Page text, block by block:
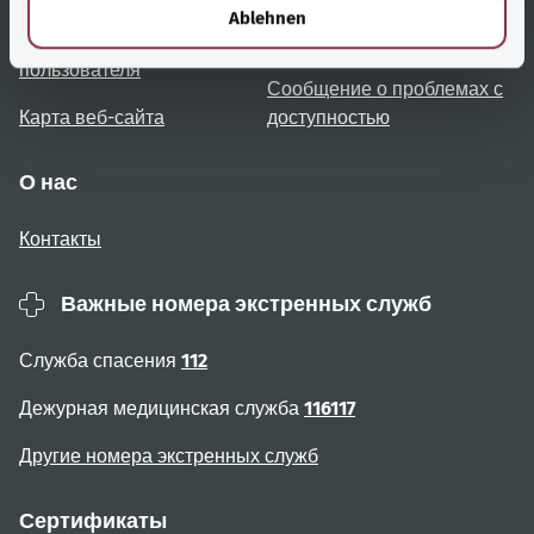
Ablehnen
Примечания для
пользователя
Карта веб-сайта
Доступность
Сообщение о проблемах с
доступностью
О нас
Контакты
Важные номера экстренных служб
Служба спасения 112
Дежурная медицинская служба 116117
Другие номера экстренных служб
Сертификаты